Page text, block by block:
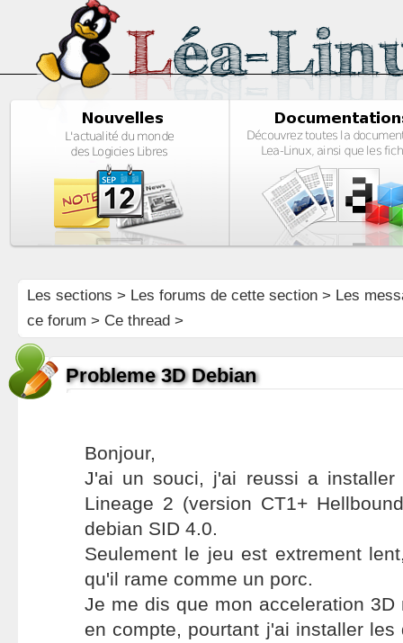
Les sections > Les forums de cette section> Les
ce forum > Ce thread >
Probleme 3D Debian
Bonjour,
J'ai un souci, j'ai reussi a
Lineage 2 (version CT1+
debian SID 4.0.
Seulement le jeu est extrement
qu'il rame comme un porc.
Je me dis que mon acceleration
en compte, pourtant j'ai installer